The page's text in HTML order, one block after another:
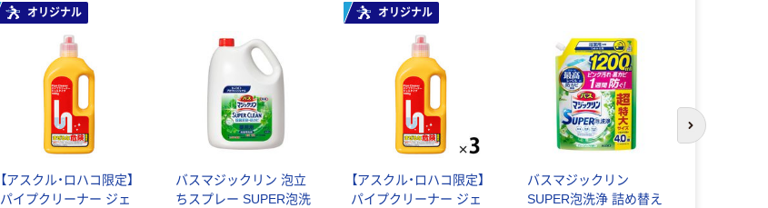
オリジナル
【アスクル・ロハコ限定】
パイプクリーナー ジェ
バスマジックリン 泡立
ちスプレー SUPER泡洗
オリジナル
【アスクル・ロハコ限定】
パイプクリーナー ジェ
バスマジックリン
SUPER泡洗浄 詰め替え
次のスライド